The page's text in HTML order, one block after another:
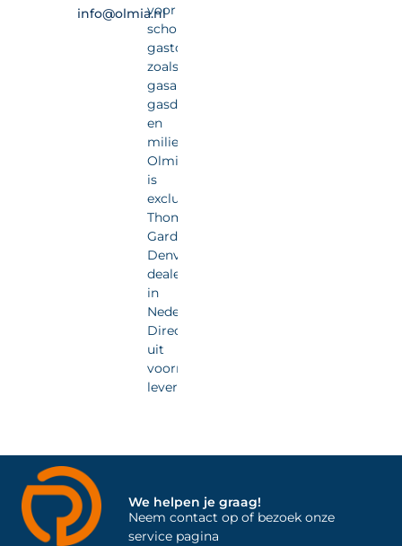
info@olmia.nl
voor
schone
gastoepassingen
zoals
gasanalyse,
gasdetectie
en
milieumonitoring.
Olmia
is
exclusief
Thomas
Gardner
Denver
dealer
in
Nederland.
Direct
uit
voorraad
leverbaar.
We helpen je graag!
Neem contact op of bezoek onze
service pagina